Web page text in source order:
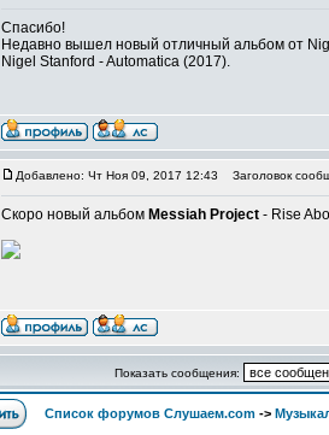
Спасибо!
Недавно вышел новый отличный альбом от
Nigel Stanford - Automatica (2017).
Добавлено: Чт Ноя 09, 2017 12:43 Заголовок
Скоро новый альбом Messiah Project - Rise
Показать сообщения:
Список форумов Слушаем.com ->